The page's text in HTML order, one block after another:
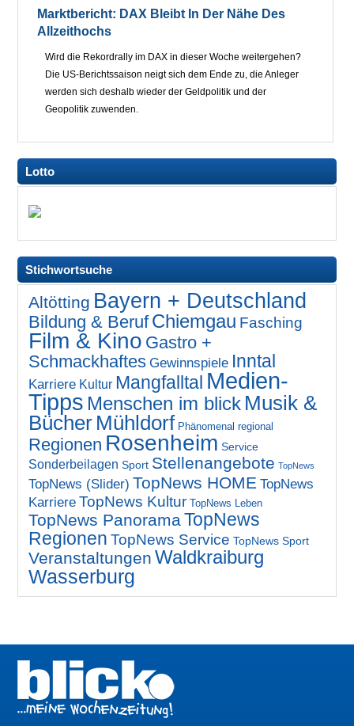
Marktbericht: DAX Bleibt In Der Nähe Des
Allzeithochs
Wird die Rekordrally im DAX in dieser Woche weitergehen?
Die US-Berichtssaison neigt sich dem Ende zu, die Anleger
werden sich deshalb wieder der Geldpolitik und der
Geopolitik zuwenden.
Lotto
Stichwortsuche
Altötting Bayern + Deutschland
Bildung & Beruf Chiemgau Fasching
Film & Kino Gastro +
Schmackhaftes Gewinnspiele Inntal
Karriere Kultur Mangfalltal Medien-
Tipps Menschen im blick Musik &
Bücher Mühldorf Phänomenal regional
Regionen Rosenheim Service
Sonderbeilagen Sport Stellenangebote TopNews
TopNews (Slider) TopNews HOME TopNews
Karriere TopNews Kultur TopNews Leben
TopNews PanoramaTopNews
Regionen TopNews Service TopNews Sport
Veranstaltungen Waldkraiburg
Wasserburg